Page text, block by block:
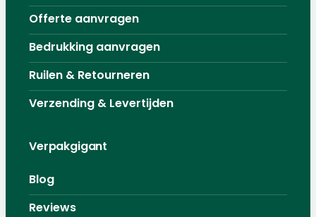
Offerte aanvragen
Bedrukking aanvragen
Ruilen & Retourneren
Verzending & Levertijden
Verpakgigant
Blog
Reviews